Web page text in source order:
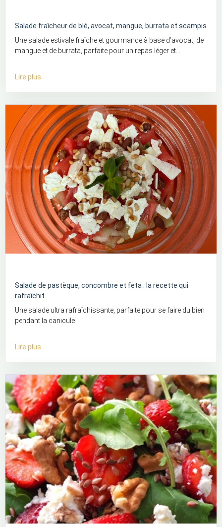
Salade fraîcheur de blé, avocat, mangue, burrata et scampis
Une salade estivale fraîche et gourmande à base d’avocat, de
mangue et de burrata, parfaite pour un repas léger et...
Lire plus
Salade de pastèque, concombre et feta : la recette qui
rafraîchit
Une salade ultra rafraîchissante, parfaite pour se faire du bien
pendant la canicule
Lire plus